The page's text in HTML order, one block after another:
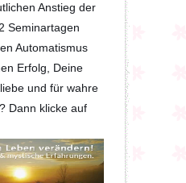
Anstieg der
Seminartagen
Automatismus
Erfolg, Deine
und für wahre
Dann klicke auf